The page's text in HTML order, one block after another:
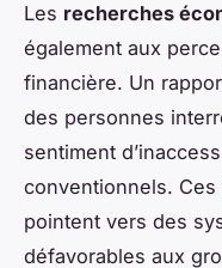
Les recherches
également aux
financière. Un
des personnes
sentiment
conventionnels. Ces
pointent vers des
défavorables aux